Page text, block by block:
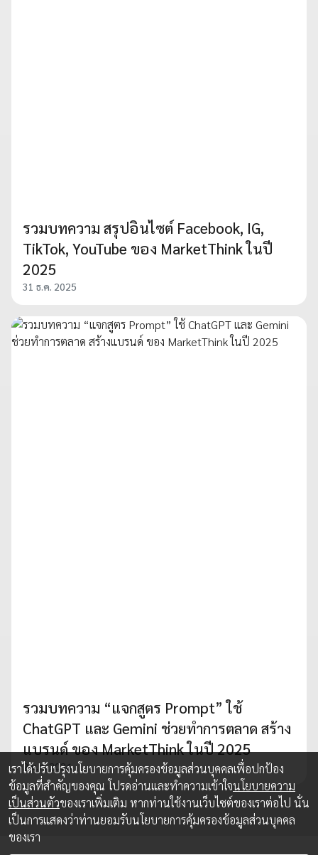
รวมบทความ สรุปอินไซต์ Facebook, IG,
TikTok, YouTube ของ MarketThink ในปี
2025
31 ธ.ค. 2025
รวมบทความ “แจกสูตร Prompt” ใช้
ChatGPT และ Gemini ช่วยทำการตลาด สร้าง
แบรนด์ ของ MarketThink ในปี 2025
2 ม.ค. 2026
เราได้ปรับปรุงนโยบายการคุ้มครองข้อมูลส่วนบุคคลเพื่อปกป้อง
ข้อมูลที่สำคัญของคุณ โปรดอ่านและทำความเข้าใจนโยบายความ
เป็นส่วนตัวของเราเพิ่มเติม หากท่านใช้งานเว็บไซต์ของเราต่อไป นั่น
เป็นการแสดงว่าท่านยอมรับนโยบายการคุ้มครองข้อมูลส่วนบุคคล
ของเรา